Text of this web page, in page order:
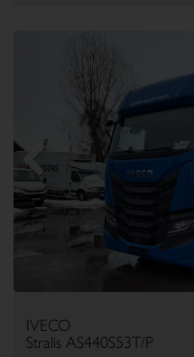
Previous
IVECO
Stralis AS440S53T/P